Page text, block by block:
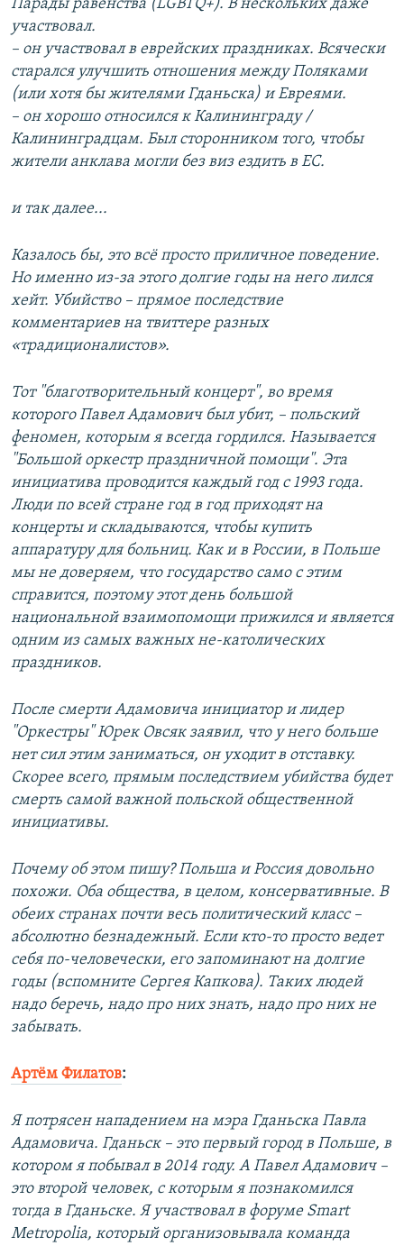
Парады равенства (LGBTQ+). В нескольких даже
участвовал.
– он участвовал в еврейских праздниках. Всячески
старался улучшить отношения между Поляками
(или хотя бы жителями Гданьска) и Евреями.
– он хорошо относился к Калининграду /
Калининградцам. Был сторонником того, чтобы
жители анклава могли без виз ездить в ЕС.
и так далее...
Казалось бы, это всё просто приличное поведение.
Но именно из-за этого долгие годы на него лился
хейт. Убийство – прямое последствие
комментариев на твиттере разных
«традиционалистов».
Тот "благотворительный концерт", во время
которого Павел Адамович был убит, – польский
феномен, которым я всегда гордился. Называется
"Большой оркестр праздничной помощи". Эта
инициатива проводится каждый год с 1993 года.
Люди по всей стране год в год приходят на
концерты и складываются, чтобы купить
аппаратуру для больниц. Как и в России, в Польше
мы не доверяем, что государство само с этим
справится, поэтому этот день большой
национальной взаимопомощи прижился и является
одним из самых важных не-католических
праздников.
После смерти Адамовича инициатор и лидер
"Оркестры" Юрек Овсяк заявил, что у него больше
нет сил этим заниматься, он уходит в отставку.
Скорее всего, прямым последствием убийства будет
смерть самой важной польской общественной
инициативы.
Почему об этом пишу? Польша и Россия довольно
похожи. Оба общества, в целом, консервативные. В
обеих странах почти весь политический класс –
абсолютно безнадежный. Если кто-то просто ведет
себя по-человечески, его запоминают на долгие
годы (вспомните Сергея Капкова). Таких людей
надо беречь, надо про них знать, надо про них не
забывать.
Артём Филатов:
Я потрясен нападением на мэра Гданьска Павла
Адамовича. Гданьск – это первый город в Польше, в
котором я побывал в 2014 году. А Павел Адамович –
это второй человек, с которым я познакомился
тогда в Гданьске. Я участвовал в форуме Smart
Metropolia, который организовывала команда